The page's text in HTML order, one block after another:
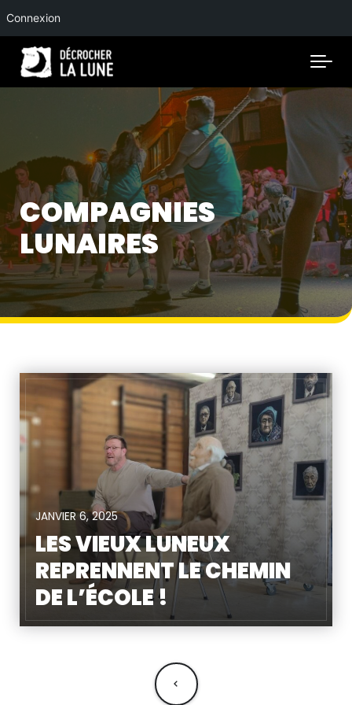
Connexion
Skip to main content
COMPAGNIES
LUNAIRES
JANVIER 6, 2025
LES VIEUX LUNEUX
REPRENNENT LE CHEMIN
DE L’ÉCOLE !